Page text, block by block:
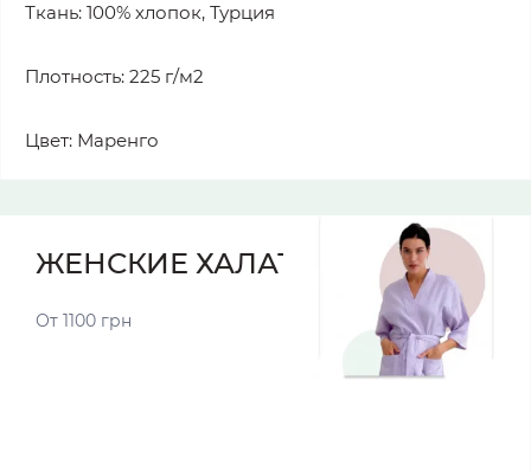
Ткань: 100% хлопок, Турция
Плотность: 225 г/м2
Цвет: Маренго
ЖЕНСКИЕ ХАЛАТЫ
От 1100 грн